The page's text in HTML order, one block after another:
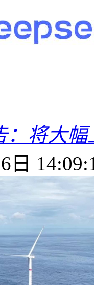
：将大
日